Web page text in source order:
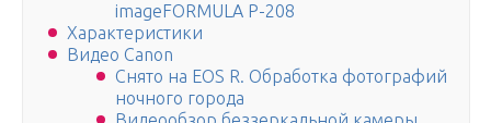
imageFORMULA P-208
Характеристики
Видео Canon
Снято на EOS R. Обработка фотографий
ночного города